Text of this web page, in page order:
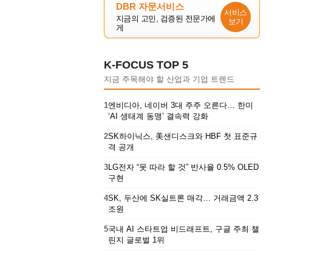
DBR 자문서비스
지금의 고민, 검증된 전문가에
게
서비스
보기
K-FOCUS TOP 5
지금 주목해야 할 산업과 기업 트렌드
1엔비디아, 네이버 3대 주주 오른다… 한미
‘AI 생태계 동맹’ 결속력 강화
2SK하이닉스, 美샌디스크와 HBF 첫 표준규
격 공개
3LG전자 “못 따라 할 것” 반사율 0.5% OLED
구현
4SK, 두산에 SK실트론 매각… 거래금액 2.3
조원
5국내 AI 스타트업 비드래프트, 구글 주최 챌
린지 글로벌 1위